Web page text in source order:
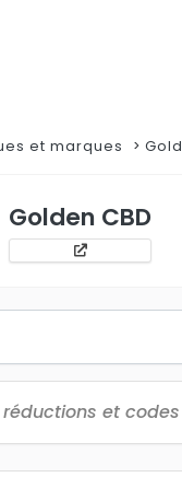
et marques
Golden CBD
réductions et